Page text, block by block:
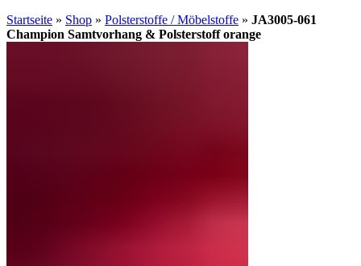
Startseite » Shop » Polsterstoffe / Möbelstoffe » JA3005-061
Champion Samtvorhang & Polsterstoff orange